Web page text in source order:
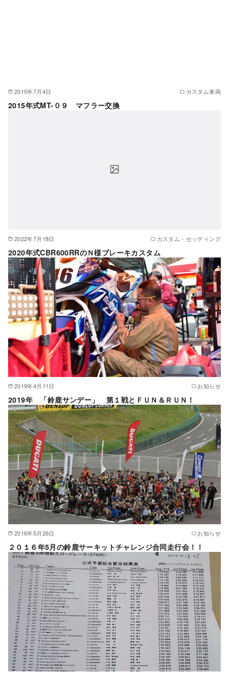
2015年7月4日 カスタム車両
2015年式MT-０９ マフラー交換
2022年7月18日 カスタム・セッティング
2020年式CBR600RRのＮ様ブレーキカスタム
2019年4月11日 お知らせ
2019年 「鈴鹿サンデー」 第１戦とＦＵＮ＆ＲＵＮ！
2016年5月26日 お知らせ
２０１６年5月の鈴鹿サーキットチャレンジ合同走行会！！